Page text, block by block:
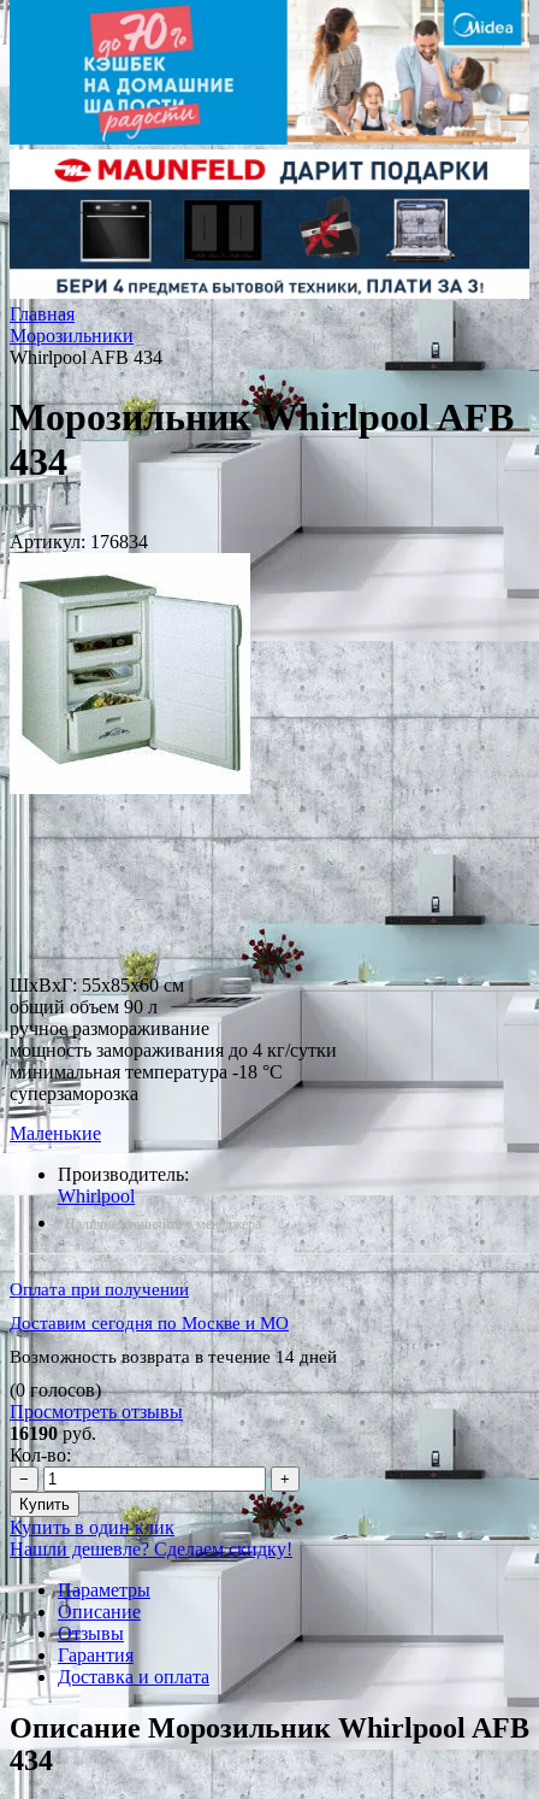
Главная
Морозильники
Whirlpool AFB 434
Морозильник Whirlpool AFB
434
Артикул: 176834
ШхВхГ: 55х85х60 см
общий объем 90 л
ручное размораживание
мощность замораживания до 4 кг/сутки
минимальная температура -18 °С
суперзаморозка
Маленькие
Производитель:
Whirlpool
*Наличие уточняйте у менеджера
Оплата при получении
Доставим сегодня по Москве и МО
Возможность возврата в течение 14 дней
(0 голосов)
Просмотреть отзывы
16190руб.
Кол-во:
−
+
Купить
Купить в один клик
Нашли дешевле? Сделаем скидку!
Параметры
Описание
Отзывы
Гарантия
Доставка и оплата
Описание Морозильник Whirlpool AFB
434